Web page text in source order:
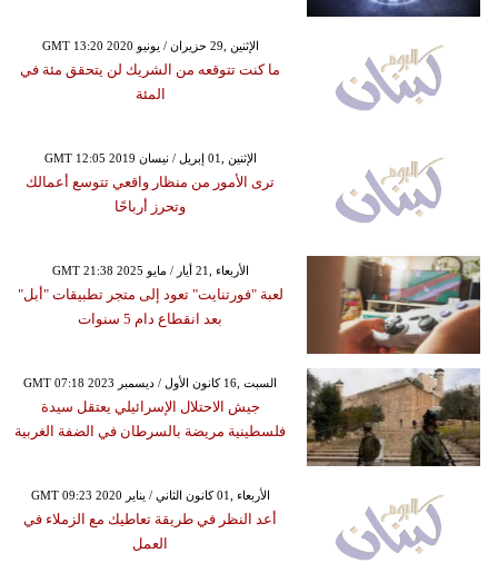
GMT 13:20 2020 الإثنين ,29 حزيران / يونيو
ما كنت تتوقعه من الشريك لن يتحقق مئة في
المئة
GMT 12:05 2019 الإثنين ,01 إبريل / نيسان
ترى الأمور من منظار واقعي تتوسع أعمالك
وتحرز أرباحًا
GMT 21:38 2025 الأربعاء ,21 أيار / مايو
لعبة "فورتنايت" تعود إلى متجر تطبيقات "أبل"
بعد انقطاع دام 5 سنوات
GMT 07:18 2023 السبت ,16 كانون الأول / ديسمبر
جيش الاحتلال الإسرائيلي يعتقل سيدة
فلسطينية مريضة بالسرطان في الضفة الغربية
GMT 09:23 2020 الأربعاء ,01 كانون الثاني / يناير
أعد النظر في طريقة تعاطيك مع الزملاء في
العمل